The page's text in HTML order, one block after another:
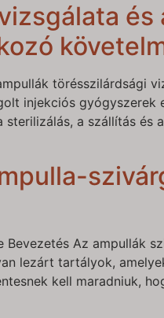
és
törésszilárdsági
injekciós gyógyszerek
a szállítás és
Az ampullák
lezárt tartályok,
kell maradniuk,